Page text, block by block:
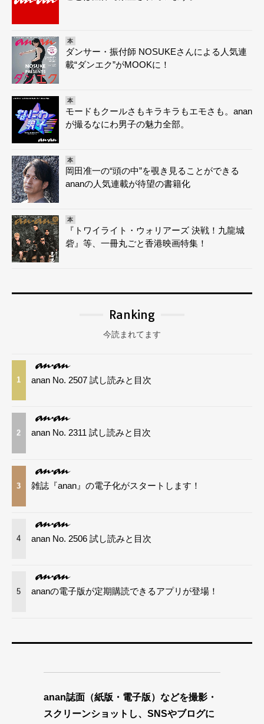
本
ダンサー・振付師 NOSUKEさんによる人気連
載“ダンエク”がMOOKに！
本
モードもクールさもキラキラもエモさも。anan
が撮るなにわ男子の魅力全部。
本
岡田准一の“頭の中”を覗き見ることができる
ananの人気連載が待望の書籍化
本
『トワイライト・ウォリアーズ 決戦！九龍城
砦』等、一冊丸ごと香港映画特集！
Ranking
今読まれてます
1 anan No. 2507 試し読みと目次
2 anan No. 2311 試し読みと目次
3 雑誌『anan』の電子化がスタートします！
4 anan No. 2506 試し読みと目次
5 ananの電子版が定期購読できるアプリが登場！
anan誌面（紙版・電子版）などを撮影・
スクリーンショットし、SNSやブログに